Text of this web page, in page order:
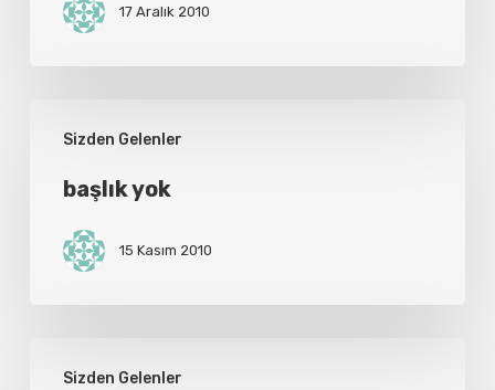
17 Aralık 2010
Sizden Gelenler
başlık yok
15 Kasım 2010
Sizden Gelenler